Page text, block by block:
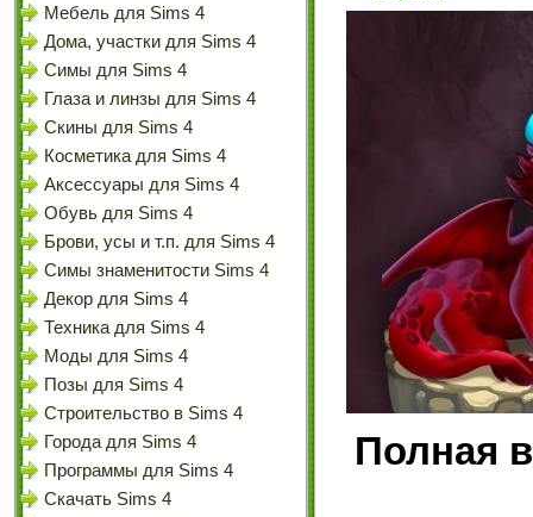
Мебель для Sims 4
Дома, участки для Sims 4
Симы для Sims 4
Глаза и линзы для Sims 4
Скины для Sims 4
Косметика для Sims 4
Аксессуары для Sims 4
Обувь для Sims 4
Брови, усы и т.п. для Sims 4
Симы знаменитости Sims 4
Декор для Sims 4
Техника для Sims 4
Моды для Sims 4
Позы для Sims 4
Строительство в Sims 4
Города для Sims 4
Программы для Sims 4
Скачать Sims 4
Полная